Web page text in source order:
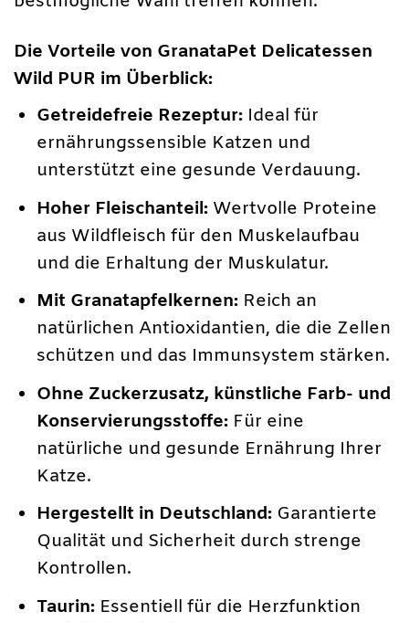
Die Vorteile von GranataPet Delicatessen
Wild PUR im Überblick:
Getreidefreie Rezeptur: Ideal für
ernährungssensible Katzen und
unterstützt eine gesunde Verdauung.
Hoher Fleischanteil: Wertvolle Proteine
aus Wildfleisch für den Muskelaufbau
und die Erhaltung der Muskulatur.
Mit Granatapfelkernen: Reich an
natürlichen Antioxidantien, die die Zellen
schützen und das Immunsystem stärken.
Ohne Zuckerzusatz, künstliche Farb- und
Konservierungsstoffe: Für eine
natürliche und gesunde Ernährung Ihrer
Katze.
Hergestellt in Deutschland: Garantierte
Qualität und Sicherheit durch strenge
Kontrollen.
Taurin: Essentiell für die Herzfunktion